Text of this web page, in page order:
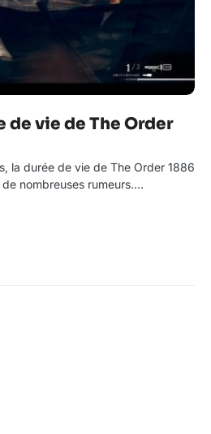
de vie de The Order
la durée de vie de The Order 1886
nombreuses rumeurs.…